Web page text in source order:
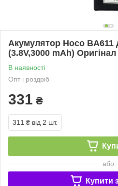
Акумулятор Hoco BA611
(3.8V,3000 mAh) Оригінал
В наявності
Опт і роздріб
331 ₴
311 ₴ від 2 шт.
або
Купити